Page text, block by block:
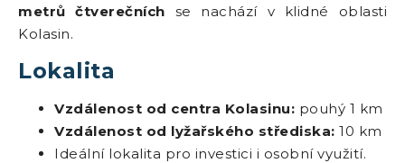
metrů čtverečních se nachází v klidné oblasti
Kolasin.
Lokalita
Vzdálenost od centra Kolasinu: pouhý 1 km
Vzdálenost od lyžařského střediska: 10 km
Ideální lokalita pro investici i osobní využití.